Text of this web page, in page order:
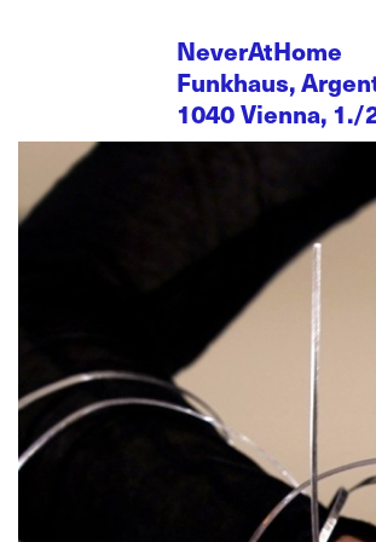
NeverAtHome
Funkhaus,
1040 Vienna, 1./